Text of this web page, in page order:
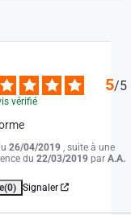
5/5
vérifié
26/04/2019 , suite à une
du22/03/2019 parA.A.
(0) Signaler